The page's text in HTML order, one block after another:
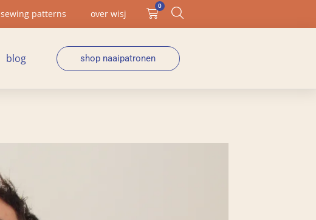
sewing patterns over wisj
0
blog shop naaipatronen